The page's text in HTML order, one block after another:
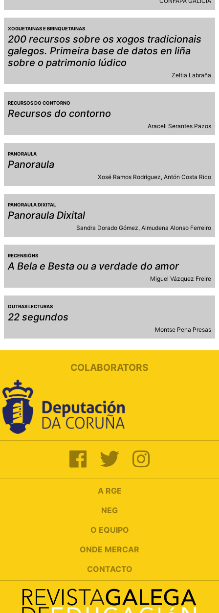
XOGUETAINAS E BRINQUETAINAS
200 recursos sobre os xogos tradicionais
galegos. Primeira base de datos en liña
sobre o patrimonio lúdico
Zeltia Labraña
RECURSOS DO CONTORNO
Recursos do contorno
Araceli Serantes Pazos
PANORAULA
Panoraula
Xosé Ramos Rodríguez Antón Costa Rico
PANORAULA DIXITAL
Panoraula Dixital
Sandra Dorado Gómez Almudena Alonso Ferreiro
RECENSIÓNS
A Bela e Besta ou a verdade do amor
Miguel Vázquez Freire
OUTRAS LECTURAS
22 segundos
Montse Pena Presas
COLABORATORS
A RGE
NEG
O EQUIPO
ONDE MERCAR
CONTACTO